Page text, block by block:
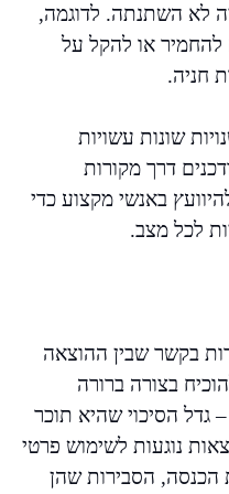
לא השתנתה. לדוגמה,
להחמיר או להקל על
חניה.
שונות עשויות
דרך מקורות
באנשי מקצוע כדי
לכל מצב.
בקשר שבין ההוצאה
בצורה ברורה
הסיכוי שהיא תוכר
נוגעות לשימוש פרטי
הכנסה, הסבירות שהן